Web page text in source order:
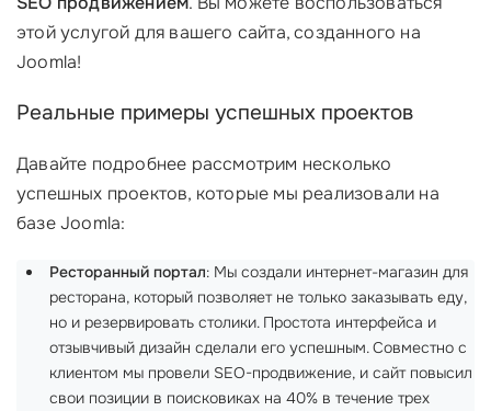
этой услугой для вашего сайта, созданного на
Joomla!
Реальные примеры успешных проектов
Давайте подробнее рассмотрим несколько
успешных проектов, которые мы реализовали на
базе Joomla:
Ресторанный портал: Мы создали интернет-магазин для
ресторана, который позволяет не только заказывать еду,
но и резервировать столики. Простота интерфейса и
отзывчивый дизайн сделали его успешным. Совместно с
клиентом мы провели SEO-продвижение, и сайт повысил
свои позиции в поисковиках на 40% в течение трех